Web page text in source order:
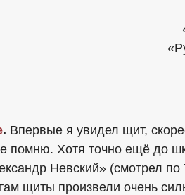
. Впервые я увидел щит,
помню. Хотя точно ещё до
Невский» (смотрел
щиты произвели очень